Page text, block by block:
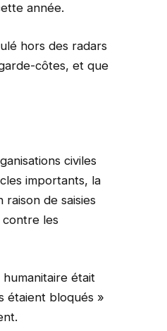
année.
hors des radars
côtes, et que
civiles
importants, la
de saisies
les
était
étaient bloqués »